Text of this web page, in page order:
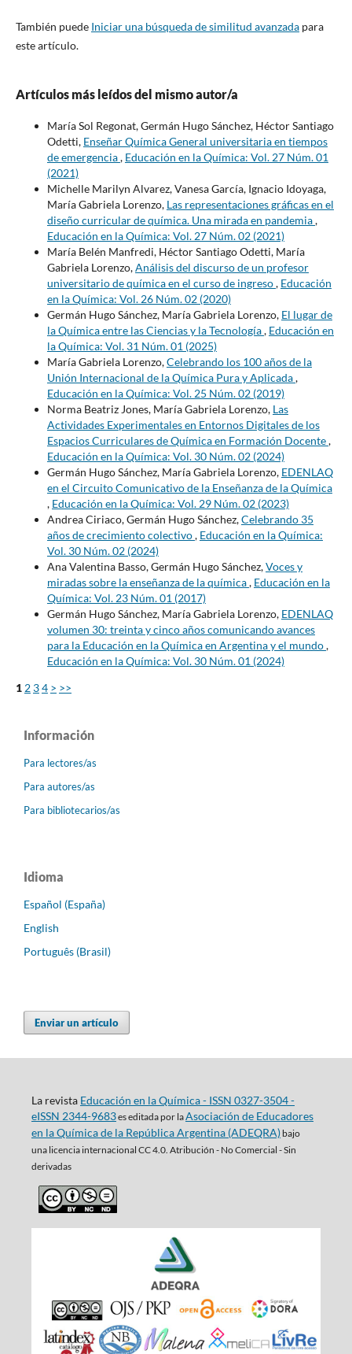
También puede Iniciar una búsqueda de similitud avanzadapara
este artículo.
Artículos más leídos del mismo autor/a
María Sol Regonat, Germán Hugo Sánchez, Héctor Santiago
Odetti, Enseñar Química General universitaria en tiempos
de emergencia, Educación en la Química: Vol. 27 Núm. 01
(2021)
Michelle Marilyn Alvarez, Vanesa García, Ignacio Idoyaga,
María Gabriela Lorenzo, Las representaciones gráficas en el
diseño curricular de química. Una mirada en pandemia,
Educación en la Química: Vol. 27 Núm. 02 (2021)
María Belén Manfredi, Héctor Santiago Odetti, María
Gabriela Lorenzo,Análisis del discurso de un profesor
universitario de química en el curso de ingreso, Educación
en la Química: Vol. 26 Núm. 02 (2020)
Germán Hugo Sánchez, María Gabriela Lorenzo, El lugar de
la Química entre las Ciencias y la Tecnología, Educación en
la Química: Vol. 31 Núm. 01 (2025)
María Gabriela Lorenzo,Celebrando los 100 años de la
Unión Internacional de la Química Pura y Aplicada,
Educación en la Química: Vol. 25 Núm. 02 (2019)
Norma Beatriz Jones, María Gabriela Lorenzo, Las
Actividades Experimentales en Entornos Digitales de los
Espacios Curriculares de Química en Formación Docente,
Educación en la Química: Vol. 30 Núm. 02 (2024)
Germán Hugo Sánchez, María Gabriela Lorenzo, EDENLAQ
en el Circuito Comunicativo de la Enseñanza de la Química
, Educación en la Química: Vol. 29 Núm. 02 (2023)
Andrea Ciriaco, Germán Hugo Sánchez,Celebrando 35
años de crecimiento colectivo, Educación en la Química:
Vol. 30 Núm. 02 (2024)
Ana Valentina Basso, Germán Hugo Sánchez,Voces y
miradas sobre la enseñanza de la química, Educación en la
Química: Vol. 23 Núm. 01 (2017)
Germán Hugo Sánchez, María Gabriela Lorenzo, EDENLAQ
volumen 30: treinta y cinco años comunicando avances
para la Educación en la Química en Argentina y el mundo,
Educación en la Química: Vol. 30 Núm. 01 (2024)
1 2 34 > >>
Información
Para lectores/as
Para autores/as
Para bibliotecarios/as
Idioma
Español (España)
English
Português (Brasil)
Enviar un artículo
La revista Educación en la Química - ISSN 0327-3504 -
eISSN 2344-9683es editada por laAsociación de Educadores
en la Química de la República Argentina (ADEQRA)bajo
una licencia internacional CC 4.0. Atribución - No Comercial - Sin
derivadas